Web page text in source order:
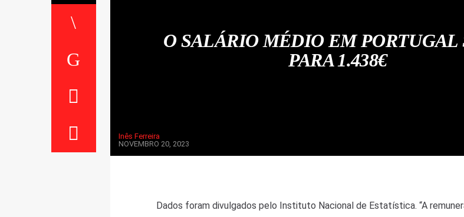
O SALÁRIO MÉDIO EM PORTUGAL
PARA 1.438€
Inês Ferreira
NOVEMBRO 20, 2023
Dados foram divulgados pelo Instituto Nacional de Estatística. “A